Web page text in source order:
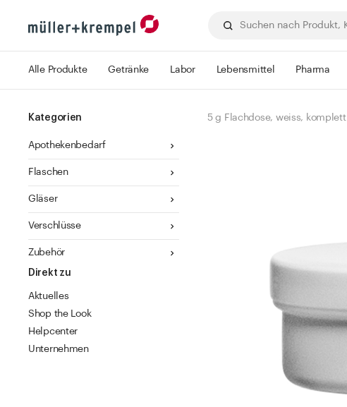
Alle Produkte Getränke Labor Lebensmittel Pharma
Kategorien
Apothekenbedarf
Flaschen
Gläser
Verschlüsse
Zubehör
Direkt zu
Aktuelles
Shop the Look
Helpcenter
Unternehmen
5 g Flachdose, weiss, komplett